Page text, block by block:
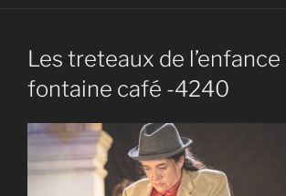
Les treteaux de l’enfance
fontaine café -4240